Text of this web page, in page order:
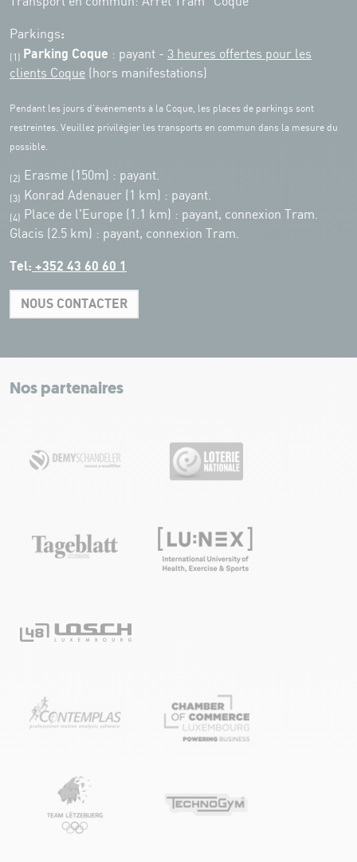
Parkings:
(1) Parking Coque : payant - 3 heures offertes pour les
clients Coque (hors manifestations)
Pendant les jours d'événements à la Coque, les places de parkings sont
restreintes. Veuillez privilégier les transports en commun dans la mesure du
possible.
(2) Erasme (150m) : payant.
(3) Konrad Adenauer (1 km) : payant.
(4)
Place de l'Europe (1.1 km) : payant, connexion Tram.
Glacis (2.5 km) : payant, connexion Tram.
Tel: +352 43 60 60 1
NOUS CONTACTER
+
−
Leaflet|Map tiles by Carto, under CC BY 3.0. Data by OpenStreetMap, under
Nos partenaires